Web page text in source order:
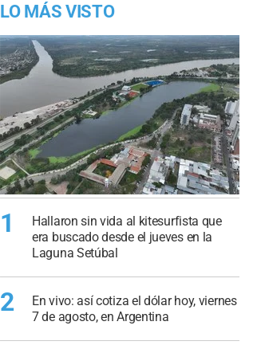
LO MÁS VISTO
1
Hallaron sin vida al kitesurfista que
era buscado desde el jueves en la
Laguna Setúbal
2
En vivo: así cotiza el dólar hoy, viernes
7 de agosto, en Argentina